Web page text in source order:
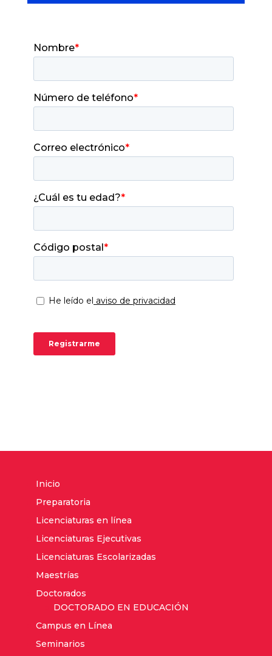
Inicio
Preparatoria
Licenciaturas en línea
Licenciaturas Ejecutivas
Licenciaturas Escolarizadas
Maestrías
Doctorados
DOCTORADO EN EDUCACIÓN
Campus en Línea
Seminarios